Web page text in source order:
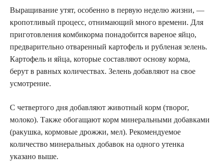
Выращивание утят, особенно в первую неделю жизни, —
кропотливый процесс, отнимающий много времени. Для
приготовления комбикорма понадобится вареное яйцо,
предварительно отваренный картофель и рубленая зелень.
Картофель и яйца, которые составляют основу корма,
берут в равных количествах. Зелень добавляют на свое
усмотрение.
С четвертого дня добавляют животный корм (творог,
молоко). Также обогащают корм минеральными добавками
(ракушка, кормовые дрожжи, мел). Рекомендуемое
количество минеральных добавок на одного утенка
указано выше.